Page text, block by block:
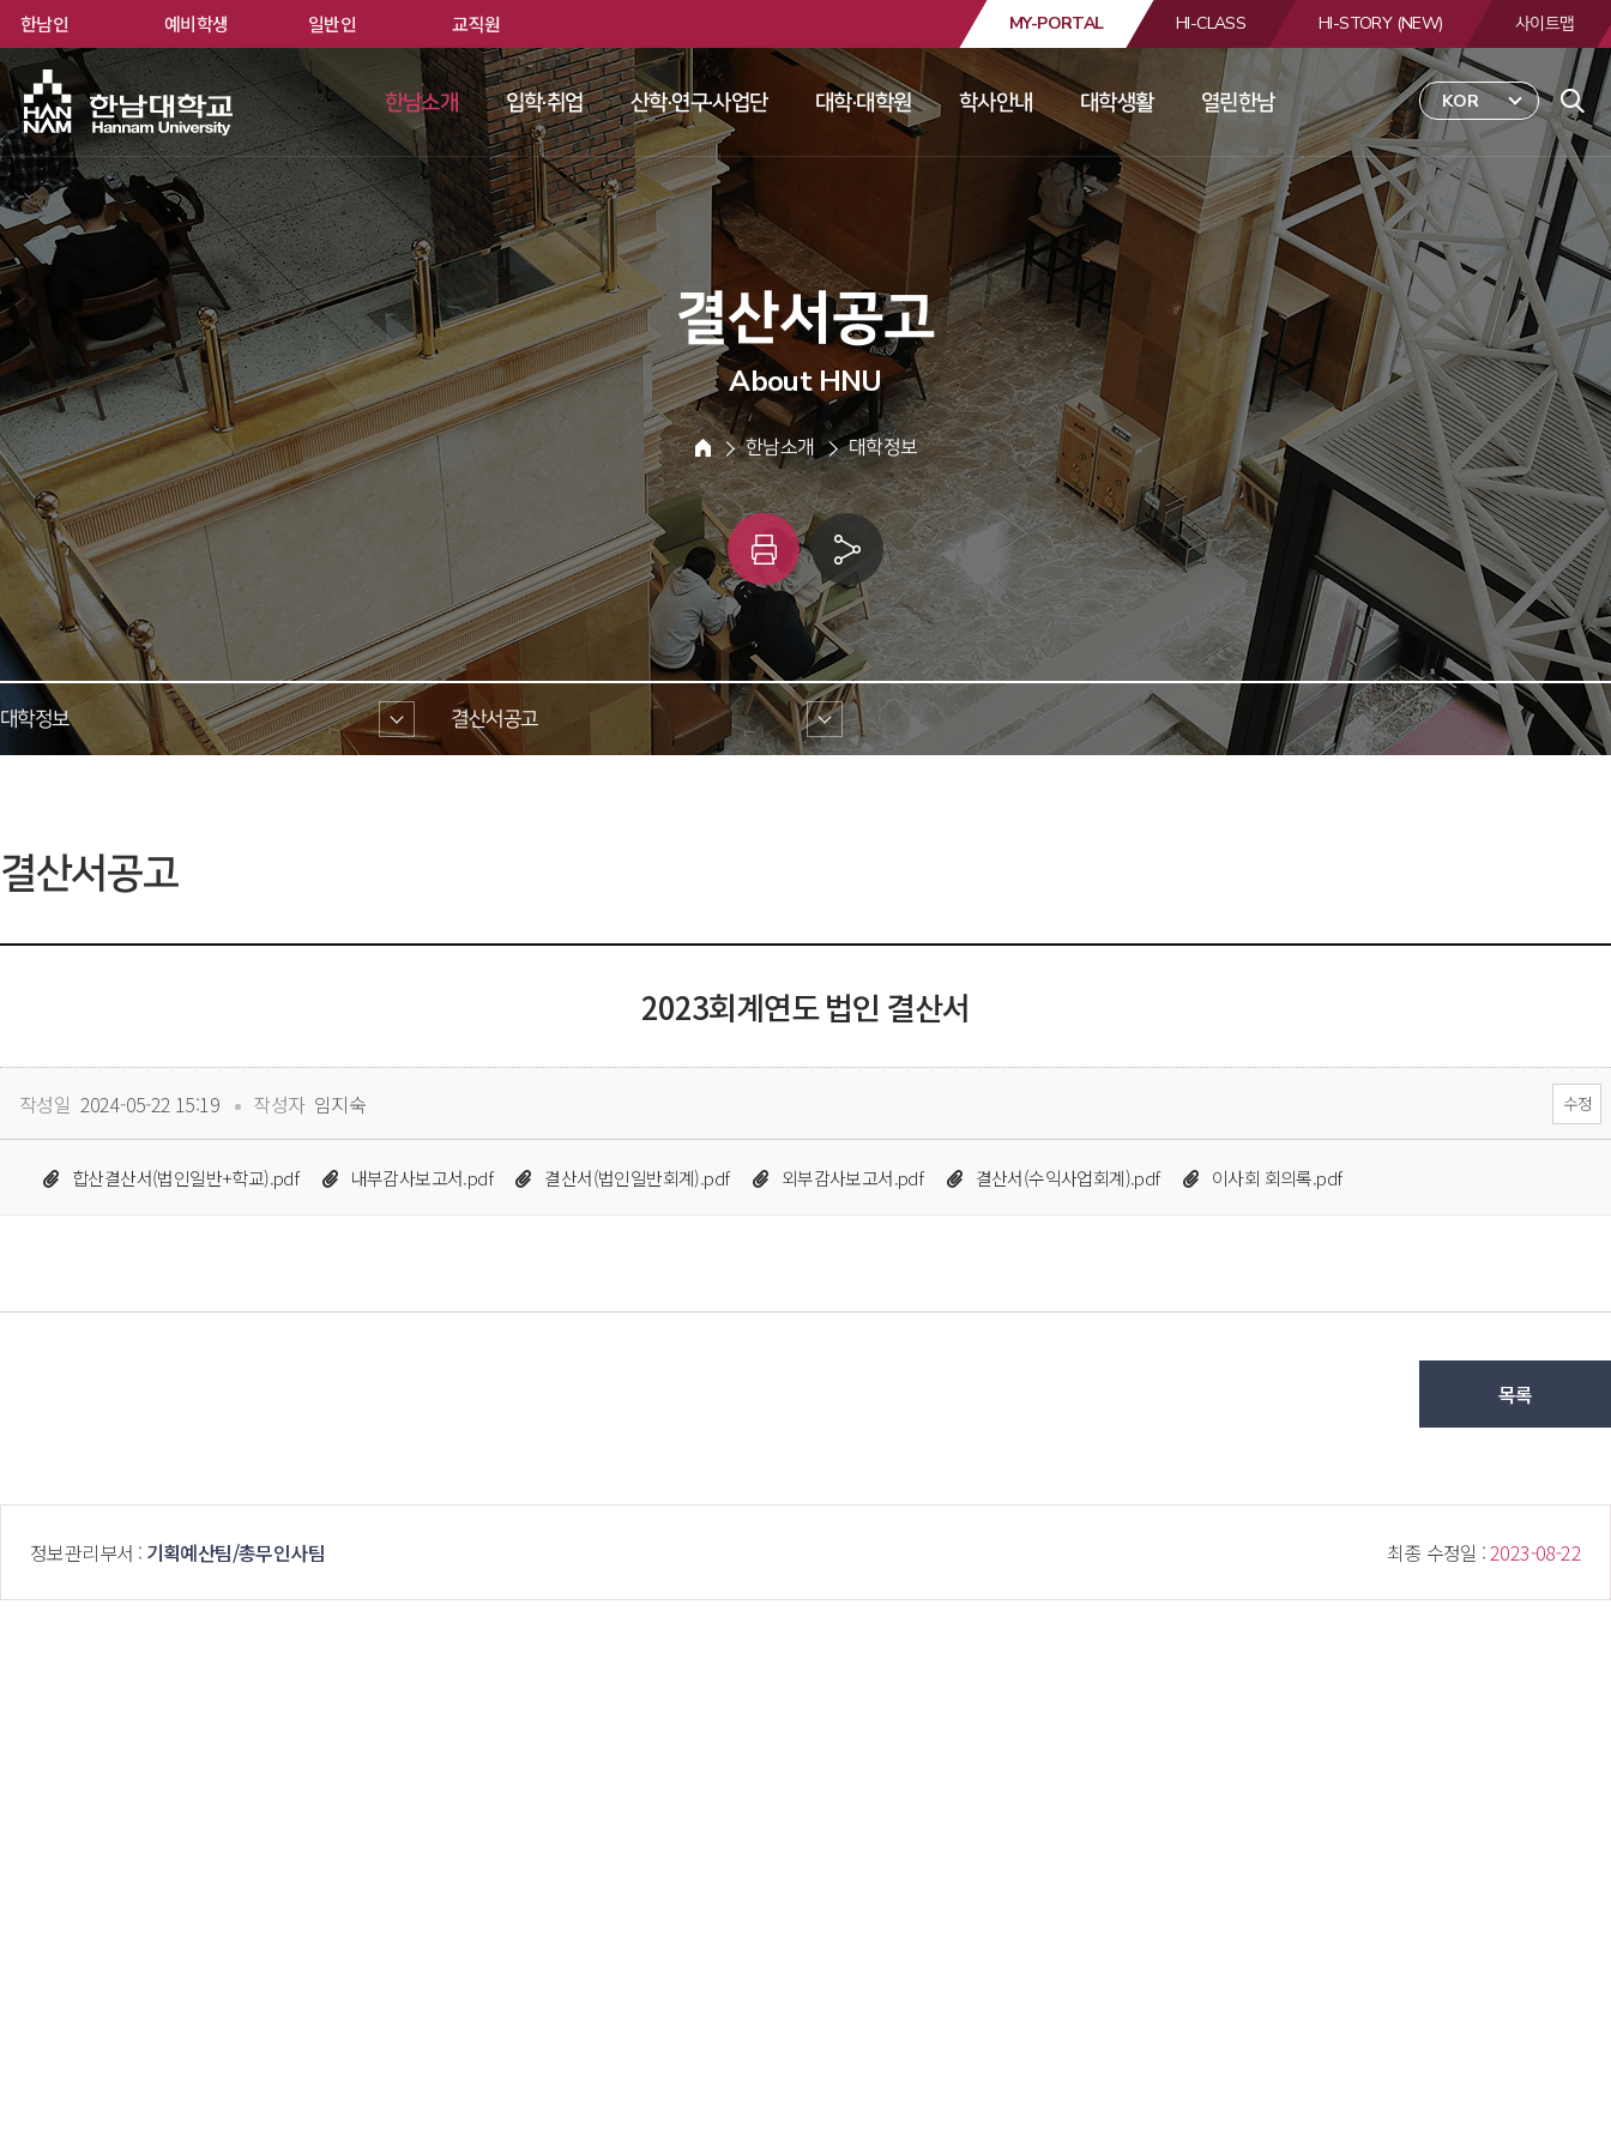
합
검
색
한남대학교
MY-PORTAL HI-CLASS HI-STORY (NEW) 사이트맵
KOR
한남소개 입학·취업 산학·연구·사업단 대학·대학원 학사안내 대학생활 열린한남
결산서공고
About HNU
HOME
한남소개 대학정보
쇄
링
크
공유
대학정보 결산서공고
결산서공고
2023회계연도 법인 결산서
작성일 2024-05-22 15:19 작성자 임지숙 수정
합산결산서(법인일반+학교).pdf 내부감사보고서.pdf 결산서(법인일반회계).pdf 외부감사보고서.pdf 결산서(수익사업회계).pdf 이사회 회의록.pdf
목록
정보관리부서 : 기획예산팀/총무인사팀 최종 수정일 : 2023-08-22
한남인 예비학생 일반인 교직원